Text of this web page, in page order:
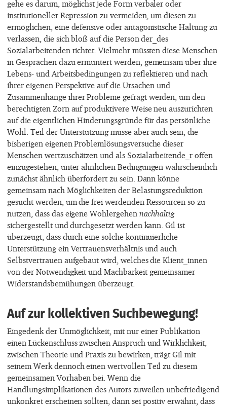
gehe es darum, möglichst jede Form verbaler oder
institutioneller Repression zu vermeiden, um diesen zu
ermöglichen, eine defensive oder antagonistische Haltung zu
verlassen, die sich bloß auf die Person der_des
Sozialarbeitenden richtet. Vielmehr müssten diese Menschen
in Gesprächen dazu ermuntert werden, gemeinsam über ihre
Lebens- und Arbeitsbedingungen zu reflektieren und nach
ihrer eigenen Perspektive auf die Ursachen und
Zusammenhänge ihrer Probleme gefragt werden, um den
berechtigten Zorn auf produktivere Weise neu auszurichten
auf die eigentlichen Hinderungsgründe für das persönliche
Wohl. Teil der Unterstützung müsse aber auch sein, die
bisherigen eigenen Problemlösungsversuche dieser
Menschen wertzuschätzen und als Sozialarbeitende_r offen
einzugestehen, unter ähnlichen Bedingungen wahrscheinlich
zunächst ähnlich überfordert zu sein. Dann könne
gemeinsam nach Möglichkeiten der Belastungsreduktion
gesucht werden, um die frei werdenden Ressourcen so zu
nutzen, dass das eigene Wohlergehen nachhaltig
sichergestellt und durchgesetzt werden kann. Gil ist
überzeugt, dass durch eine solche kontinuierliche
Unterstützung ein Vertrauensverhältnis und auch
Selbstvertrauen aufgebaut wird, welches die Klient_innen
von der Notwendigkeit und Machbarkeit gemeinsamer
Widerstandsbemühungen überzeugt.
Auf zur kollektiven Suchbewegung!
Eingedenk der Unmöglichkeit, mit nur einer Publikation
einen Lückenschluss zwischen Anspruch und Wirklichkeit,
zwischen Theorie und Praxis zu bewirken, trägt Gil mit
seinem Werk dennoch einen wertvollen Teil zu diesem
gemeinsamen Vorhaben bei. Wenn die
Handlungsimplikationen des Autors zuweilen unbefriedigend
unkonkret erscheinen sollten, dann sei positiv erwähnt, dass